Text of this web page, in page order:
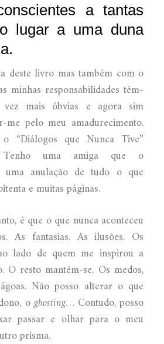
a tantas
lugar a uma duna
deste livro mas também com o
minhas responsabilidades têm-
mais óbvias e agora sim
me pelo meu amadurecimento.
“Diálogos que Nunca Tive”
Tenho uma amiga que o
uma anulação de tudo o que
e muitas páginas.
é que o que nunca aconteceu
As fantasias. As ilusões. Os
lado de quem me inspirou a
O resto mantém-se. Os medos,
Não posso alterar o que
oghosting… Contudo, posso
passar e olhar para o meu
prisma.